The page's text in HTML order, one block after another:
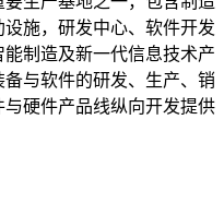
施，研发中心、软件开发
制造及新一代信息技术产
与软件的研发、生产、销
硬件产品线纵向开发提供